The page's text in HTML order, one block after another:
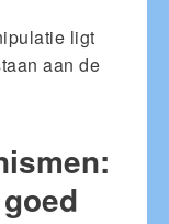
ligt
aan de